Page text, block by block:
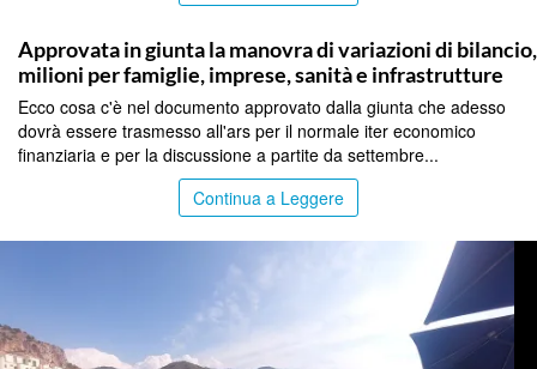
Approvata in giunta la manovra di variazioni di
milioni per famiglie, imprese, sanità e infrastrutture
Ecco cosa c'è nel documento approvato dalla giunta che adesso
dovrà essere trasmesso all'ars per il normale iter economico
finanziaria e per la discussione a partite da settembre...
Continua a Leggere